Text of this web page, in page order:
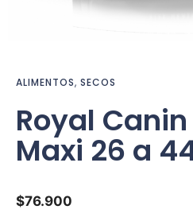
ALIMENTOS, SECOS
Royal
Maxi 26 a
$76.900